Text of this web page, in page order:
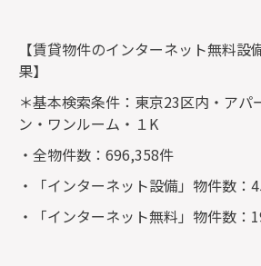
【賃貸物件のインターネット無料設
果】
＊基本検索条件：東京23区内・アパ
ン・ワンルーム・１K
・全物件数：696,358件
・「インターネット設備」物件数：
・「インターネット無料」物件数：